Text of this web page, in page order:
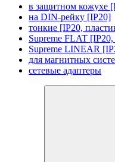
в защитном кожухе
на DIN-рейку [IP20]
тонкие [IP20,
Supreme FLAT [IP20,
Supreme LINEAR
для магнитных
сетевые адаптеры